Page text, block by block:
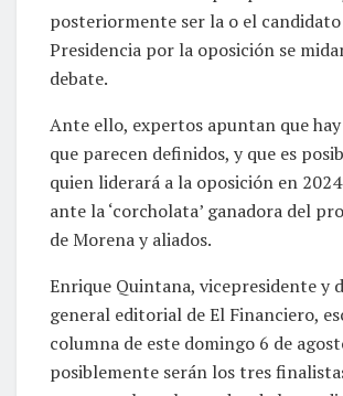
posteriormente ser la o el
Presidencia por la oposición se
debate.
Ante ello, expertos apuntan que
que parecen definidos, y que es
quien liderará a la oposición en
ante la ‘corcholata’ ganadora del
de Morena y aliados.
Enrique Quintana, vicepresidente y
general editorial de El Financiero,
columna de este domingo 6 de
posiblemente serán los tres